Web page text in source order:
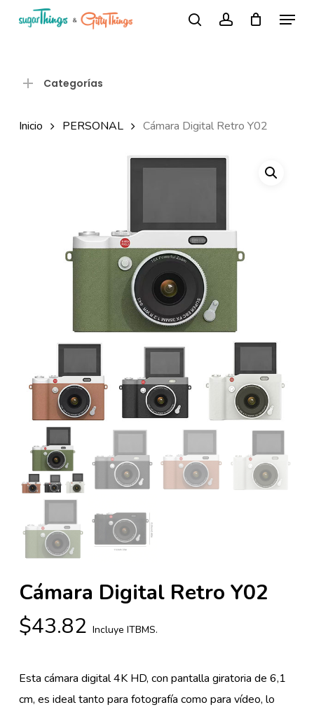
Búsqueda
Menu
Categorías
Inicio PERSONAL Cámara Digital Retro Y02
Cámara Digital Retro Y02
$43.82 Incluye ITBMS.
Esta cámara digital 4K HD, con pantalla giratoria de 6,1
cm, es ideal tanto para fotografía como para vídeo, lo